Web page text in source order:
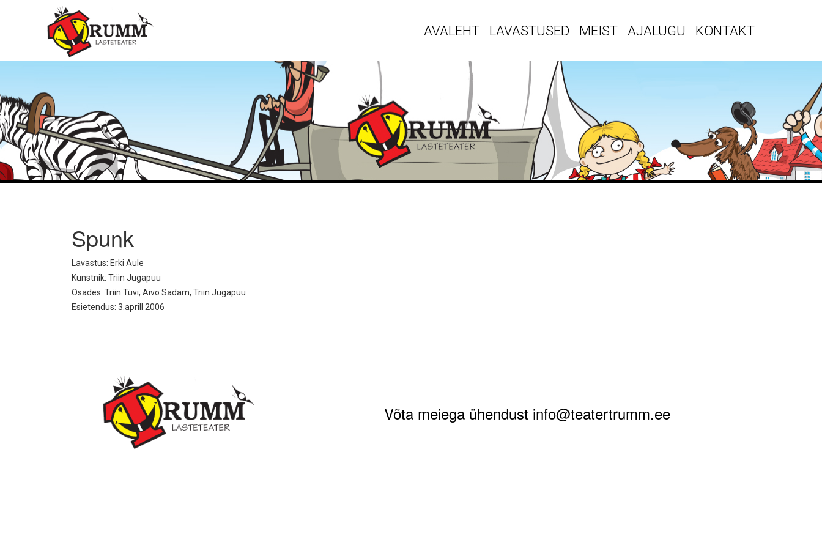
AVALEHT LAVASTUSED MEIST AJALUGU KONTAKT
Spunk
Lavastus: Erki Aule
Kunstnik: Triin Jugapuu
Osades: Triin Tüvi, Aivo Sadam, Triin Jugapuu
Esietendus: 3.aprill 2006
Võta meiega ühendust info@teatertrumm.ee